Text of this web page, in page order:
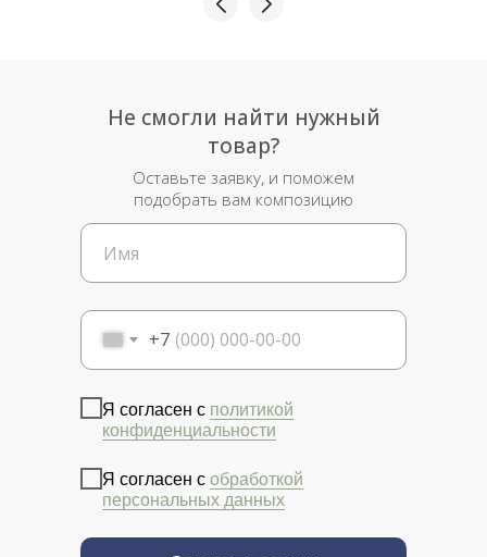
+7
Я согласен с политикой
конфиденциальности
Я согласен с обработкой
персональных данных
Не смогли найти нужный
товар?
Оставьте заявку, и поможем
подобрать вам композицию